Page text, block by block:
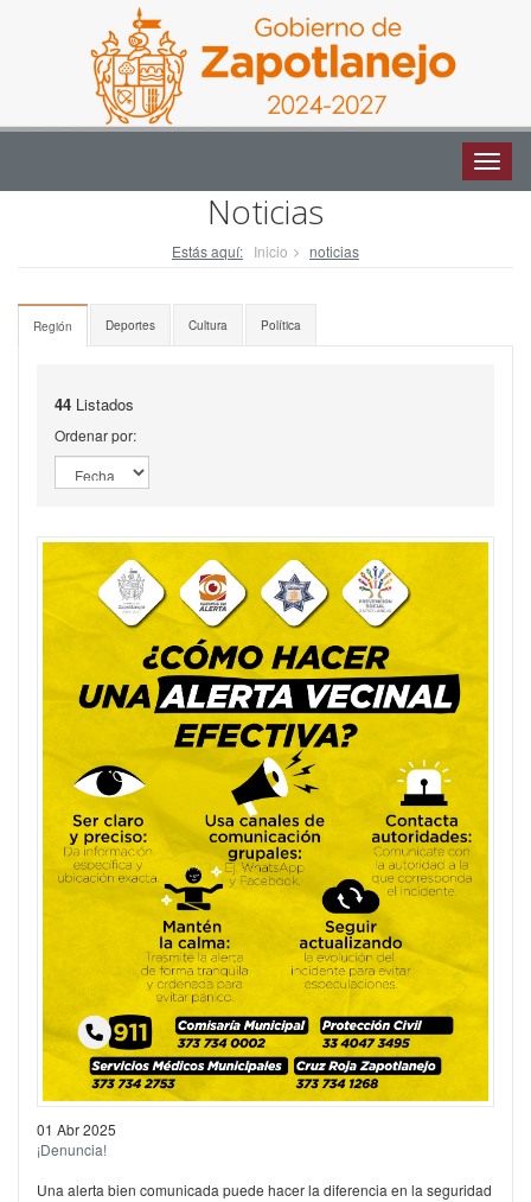
Noticias
Estás aquí: Inicio noticias
Región Deportes Cultura Política
44 Listados
Ordenar por:
01 Abr 2025
¡Denuncia!
Una alerta bien comunicada puede hacer la diferencia en la seguridad